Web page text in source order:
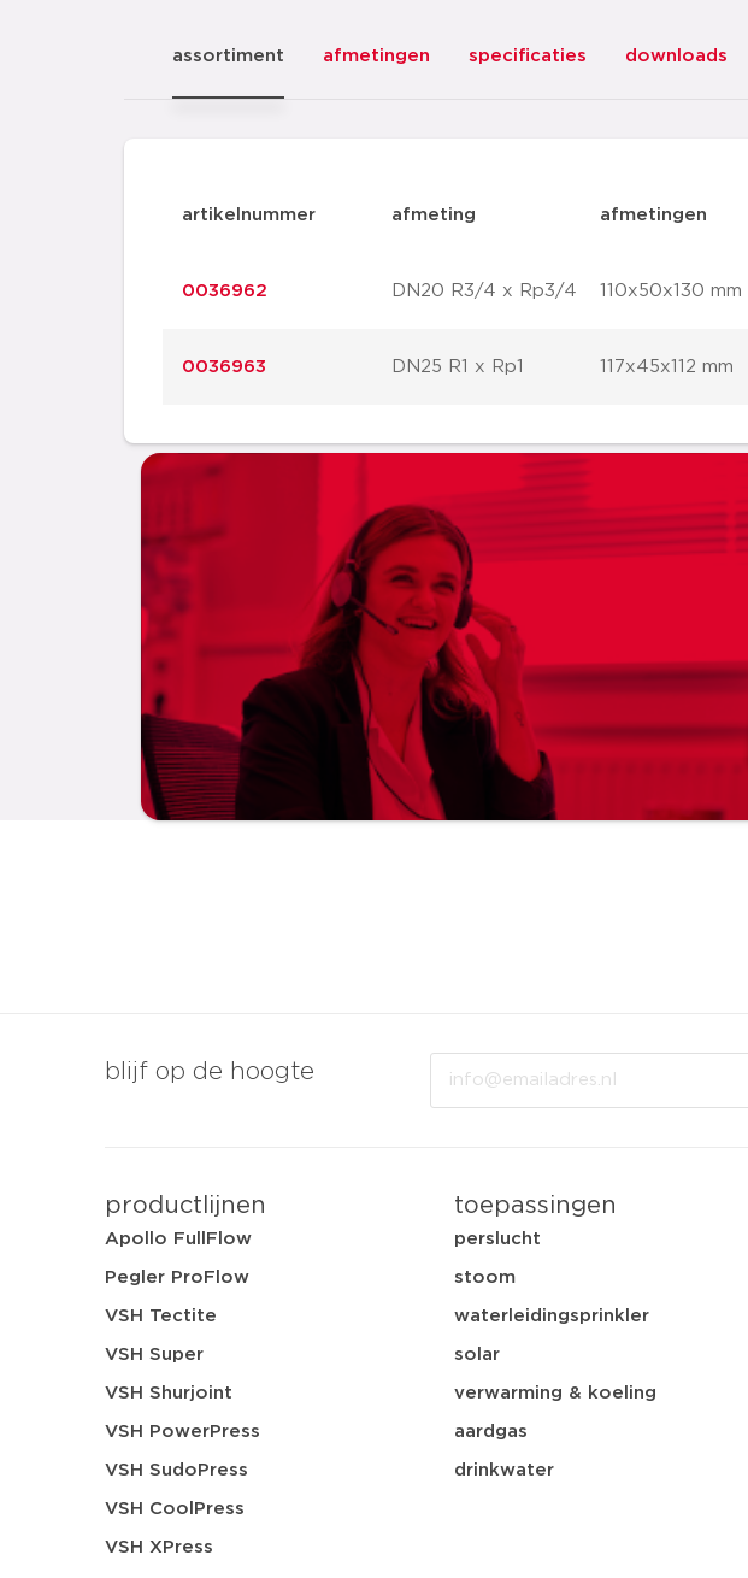
assortiment afmetingen specificaties downloads
artikelnummer afmeting afmetingen
0036962 DN20 R3/4 x Rp3/4 110x50x130 mm
0036963 DN25 R1 x Rp1 117x45x112 mm
blijf op de hoogte
productlijnen
Apollo FullFlow
Pegler ProFlow
VSH Tectite
VSH Super
VSH Shurjoint
VSH PowerPress
VSH SudoPress
VSH CoolPress
VSH XPress
toepassingen
perslucht
stoom
waterleidingsprinkler
solar
verwarming & koeling
aardgas
drinkwater